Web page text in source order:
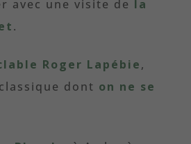
avec une visite de la
.
Roger Lapébie,
dont on ne se